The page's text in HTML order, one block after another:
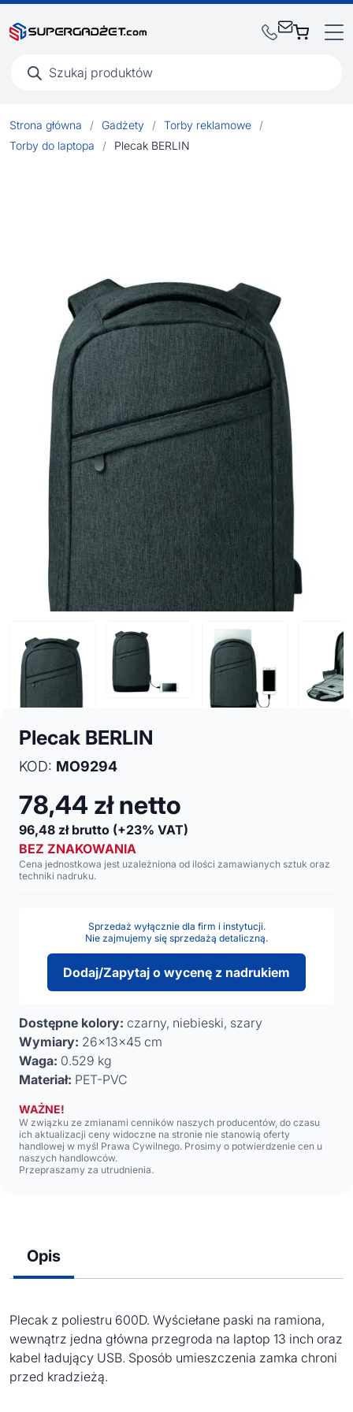
produktów
Strona główna / Gadżety / Torby reklamowe
/
Torby do laptopa
/ Plecak BERLIN
Plecak BERLIN
KOD: MO9294
78,44 zł netto
96,48 zł brutto (+23% VAT)
BEZ ZNAKOWANIA
Cena jednostkowa jest uzależniona od ilości zamawianych sztuk oraz
techniki nadruku.
Sprzedaż wyłącznie dla firm i instytucji.
Nie zajmujemy się sprzedażą detaliczną.
Dodaj/Zapytaj o wycenę z nadrukiem
Dostępne kolory: czarny, niebieski, szary
Wymiary: 26x13x45 cm
Waga: 0.529 kg
Materiał: PET-PVC
WAŻNE!
W związku ze zmianami cenników naszych producentów, do czasu
ich aktualizacji ceny widoczne na stronie nie stanowią oferty
handlowej w myśl Prawa Cywilnego. Prosimy o potwierdzenie cen u
naszych handlowców.
Przepraszamy za utrudnienia.
Opis
Plecak z poliestru 600D. Wyściełane paski na ramiona,
wewnątrz jedna główna przegroda na laptop 13 inch oraz
kabel ładujący USB. Sposób umieszczenia zamka chroni
przed kradzieżą.